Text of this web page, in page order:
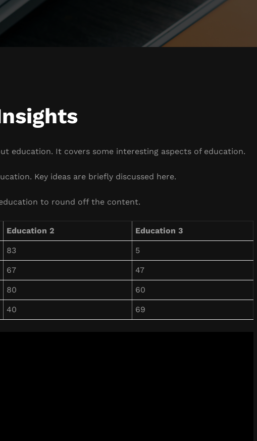
education. It covers some interesting aspects of education.
Key ideas are briefly discussed here.
to round off the content.
Education 2 Education 3
83 5
67 47
80 60
40 69